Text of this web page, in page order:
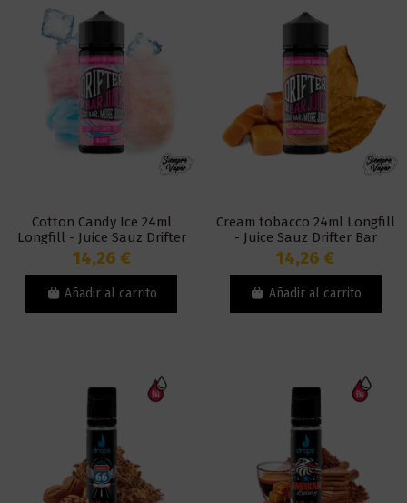
Cotton Candy Ice 24ml
Longfill - Juice Sauz Drifter
Bar
14,26 €
Añadir al carrito
Cream tobacco 24ml Longfill
- Juice Sauz Drifter Bar
14,26 €
Añadir al carrito